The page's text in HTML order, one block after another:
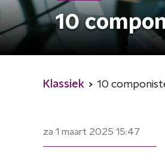
10
Klassiek 10
za 1 maart 2025 15:47